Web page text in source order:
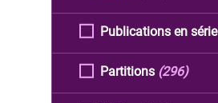
Publications en série
Partitions (296)